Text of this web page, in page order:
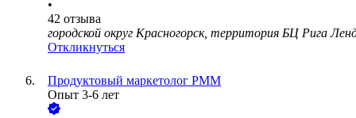
•
42 отзыва
городской округ Красногорск, территория БЦ Рига
Откликнуться
Продуктовый маркетолог PMM
Опыт 3-6 лет